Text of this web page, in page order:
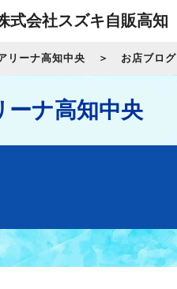
式会社スズキ自販高知
リーナ高知中央 お店ブログ
ーナ高知中央